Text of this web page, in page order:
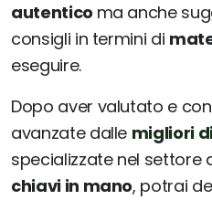
autentico ma anche
consigli in termini di
eseguire.
Dopo aver valutato e
avanzate dalle migliori
specializzate nel settore
chiavi in mano, potrai